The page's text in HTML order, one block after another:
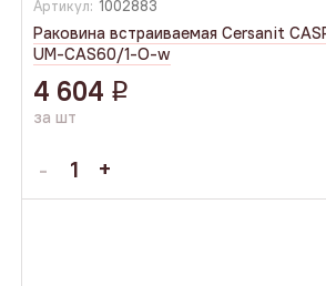
Артикул: 1002883
Раковина встраиваемая Cersanit
UM-CAS60/1-O-w
4 604 q
за шт